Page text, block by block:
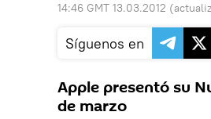
14:46 GMT 13.03.2012
Síguenos en
Apple presentó su
de marzo